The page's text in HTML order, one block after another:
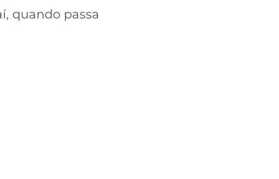
quando passa